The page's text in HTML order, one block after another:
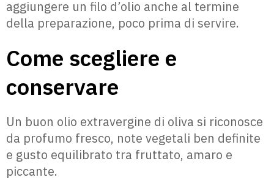
aggiungere un filo d’olio anche al termine
della preparazione, poco prima di servire.
Come scegliere e
conservare
Un buon olio extravergine di oliva si riconosce
da profumo fresco, note vegetali ben definite
e gusto equilibrato tra fruttato, amaro e
piccante.